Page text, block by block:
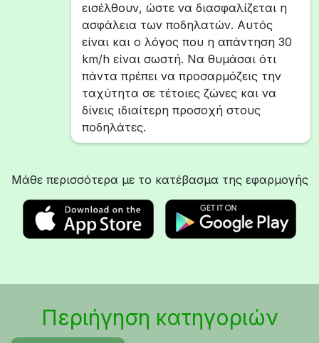
εισέλθουν, ώστε να διασφαλίζεται η
ασφάλεια των ποδηλατών. Αυτός
είναι και ο λόγος που η απάντηση 30
km/h είναι σωστή. Να θυμάσαι ότι
πάντα πρέπει να προσαρμόζεις την
ταχύτητα σε τέτοιες ζώνες και να
δίνεις ιδιαίτερη προσοχή στους
ποδηλάτες.
Μάθε περισσότερα με το κατέβασμα της εφαρμογής
Περιήγηση κατηγοριών